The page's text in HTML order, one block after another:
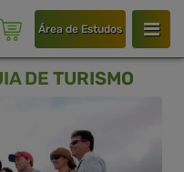
Área de Estudos
DE TURISMO